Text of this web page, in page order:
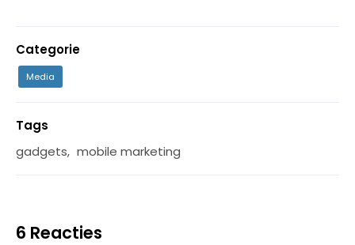
Categorie
Media
Tags
gadgets, mobile marketing
6 Reacties